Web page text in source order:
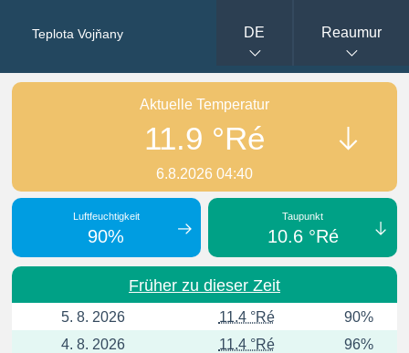
Teplota Vojňany DE Reaumur
Aktuelle Temperatur
11.9 °Ré
6.8.2026 04:40
Luftfeuchtigkeit
90%
Taupunkt
10.6 °Ré
Früher zu dieser Zeit
5. 8. 2026 11.4 °Ré
90%
4. 8. 2026
11.4 °Ré
96%